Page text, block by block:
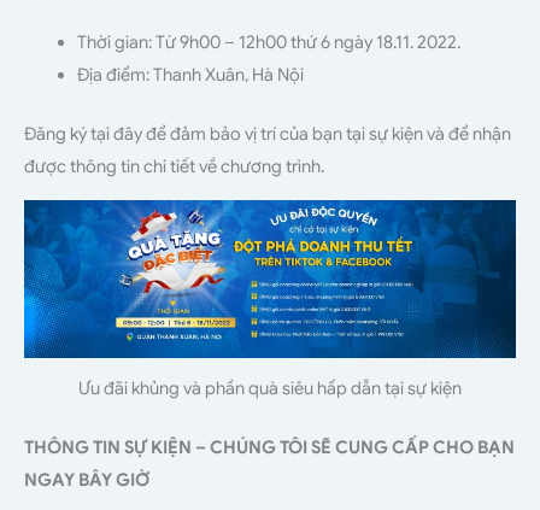
Thời gian: Từ 9h00 – 12h00 thứ 6 ngày 18.11. 2022.
Địa điểm: Thanh Xuân, Hà Nội
Đăng ký tại đây để đảm bảo vị trí của bạn tại sự kiện và để nhận
được thông tin chi tiết về chương trình.
Ưu đãi khủng và phần quà siêu hấp dẫn tại sự kiện
THÔNG TIN SỰ KIỆN – CHÚNG TÔI SẼ CUNG CẤP CHO BẠN
NGAY BÂY GIỜ